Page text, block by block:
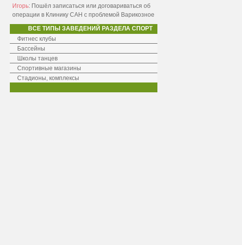
Игорь: Пошёл записаться или договариваться об
операции в Клинику САН с проблемой Варикозное
ВСЕ ТИПЫ ЗАВЕДЕНИЙ РАЗДЕЛА СПОРТ
Фитнес клубы
Бассейны
Школы танцев
Cпортивные магазины
Стадионы, комплексы